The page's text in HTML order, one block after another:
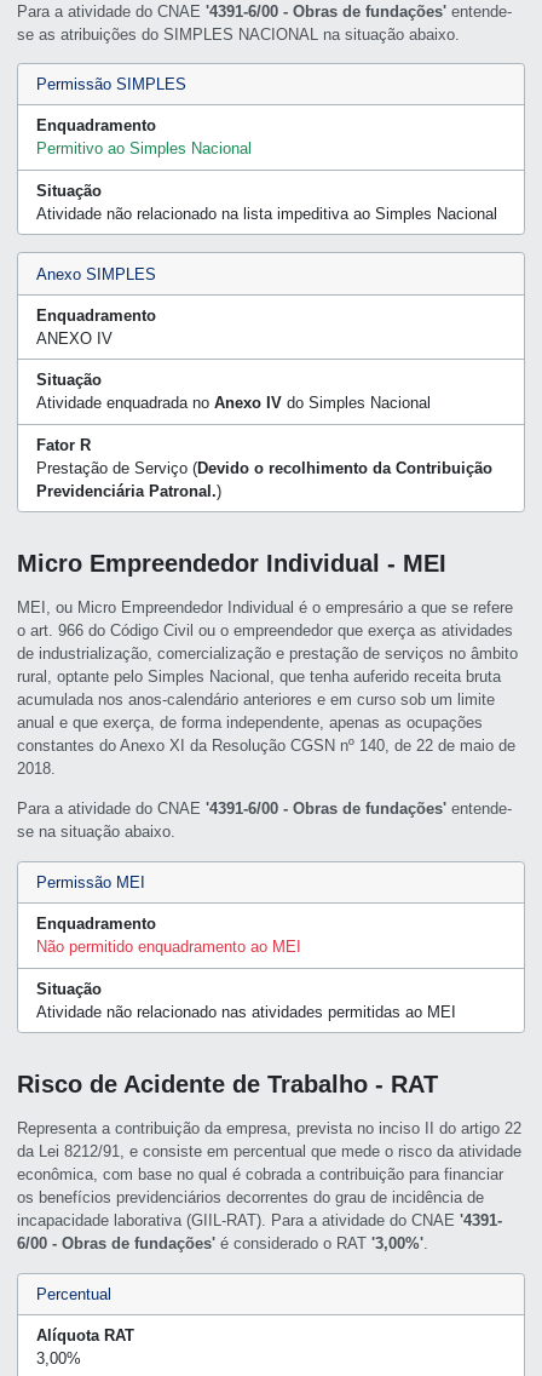
Para a atividade do CNAE'4391-6/00 - Obras de fundações' entende-
se as atribuições do SIMPLES NACIONAL na situação abaixo.
Permissão SIMPLES
Enquadramento
Permitivo ao Simples Nacional
Situação
Atividade não relacionado na lista impeditiva ao Simples Nacional
Anexo SIMPLES
Enquadramento
ANEXO IV
Situação
Atividade enquadrada no Anexo IVdo Simples Nacional
Fator R
Prestação de Serviço (Devido o recolhimento da Contribuição
Previdenciária Patronal.)
Micro Empreendedor Individual - MEI
MEI, ou Micro Empreendedor Individual é o empresário a que se refere
o art. 966 do Código Civil ou o empreendedor que exerça as atividades
de industrialização, comercialização e prestação de serviços no âmbito
rural, optante pelo Simples Nacional, que tenha auferido receita bruta
acumulada nos anos-calendário anteriores e em curso sob um limite
anual e que exerça, de forma independente, apenas as ocupações
constantes do Anexo XI da Resolução CGSN nº 140, de 22 de maio de
2018.
Para a atividade do CNAE'4391-6/00 - Obras de fundações' entende-
se na situação abaixo.
Permissão MEI
Enquadramento
Não permitido enquadramento ao MEI
Situação
Atividade não relacionado nas atividades permitidas ao MEI
Risco de Acidente de Trabalho - RAT
Representa a contribuição da empresa, prevista no inciso II do artigo 22
da Lei 8212/91, e consiste em percentual que mede o risco da atividade
econômica, com base no qual é cobrada a contribuição para financiar
os benefícios previdenciários decorrentes do grau de incidência de
incapacidade laborativa (GIIL-RAT). Para a atividade do CNAE'4391-
6/00 - Obras de fundações' é considerado o RAT'3,00%'.
Percentual
Alíquota RAT
3,00%